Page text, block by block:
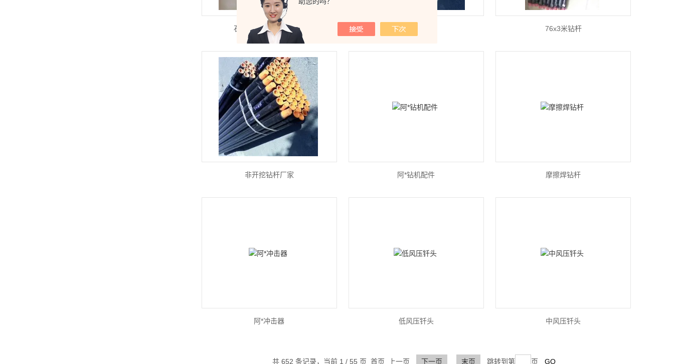
石油天然气物探75钎头 水井矿用钻杆 76x3米钻杆
非开挖钻杆厂家 阿*钻机配件 摩擦焊钻杆
阿*冲击器 低风压钎头 中风压钎头
共 652 条记录，当前 1 / 55 页 首页 上一页 下一页 末页 跳转到第 页